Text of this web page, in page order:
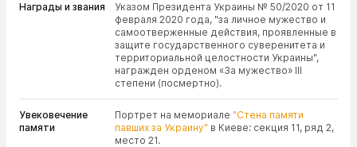
Награды и звания
Указом Президента Украины № 50/2020 от 11
февраля 2020 года, "за личное мужество и
самоотверженные действия, проявленные в
защите государственного суверенитета и
территориальной целостности Украины",
награжден орденом «За мужество» III
степени (посмертно).
Увековечение
памяти
Портрет на мемориале "Стена памяти
павших за Украину" в Киеве: секция 11, ряд 2,
место 21.